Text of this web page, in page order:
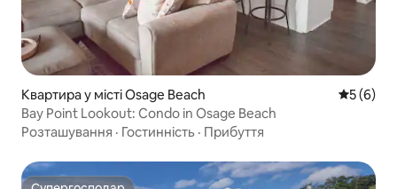
Квартира у місті Osage Beach Середня
5 (6)
Bay Point Lookout: Condo in Osage Beach
Розташування · Гостинність · Прибуття